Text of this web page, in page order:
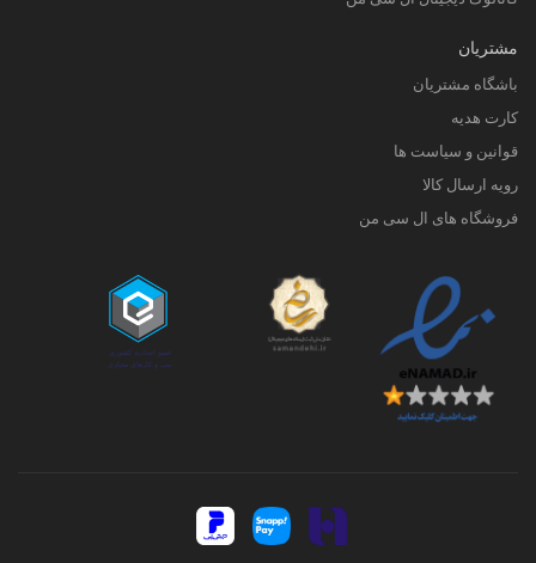
مشتریان
باشگاه مشتریان
کارت هدیه
قوانین و سیاست ها
رویه ارسال کالا
فروشگاه های ال سی من